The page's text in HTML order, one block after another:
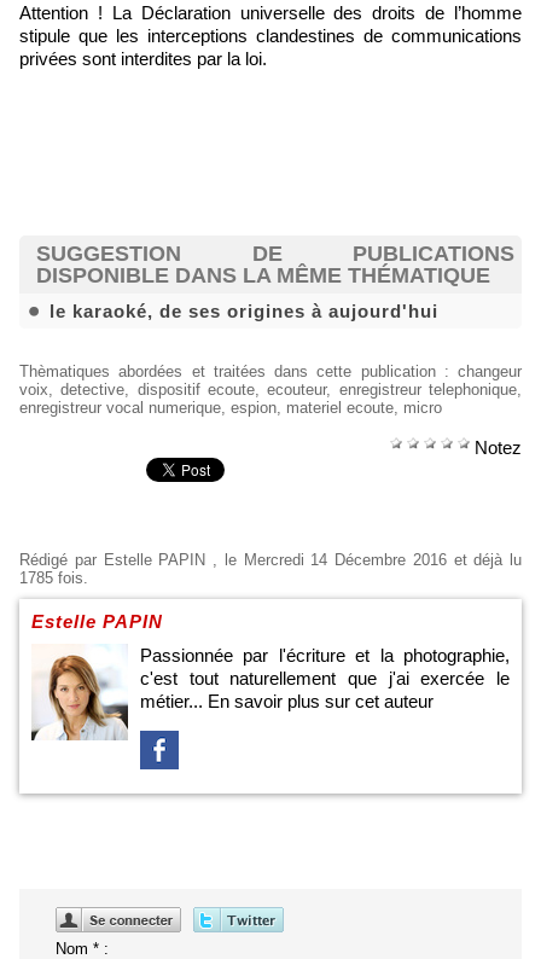
Attention ! La Déclaration universelle des droits de l’homme
stipule que les interceptions clandestines de communications
privées sont interdites par la loi.
SUGGESTION DE PUBLICATIONS
DISPONIBLE DANS LA MÊME THÉMATIQUE
le karaoké, de ses origines à aujourd'hui
Thèmatiques abordées et traitées dans cette publication: changeur
voix ,detective dispositif ecoute ,ecouteur, enregistreur telephonique
enregistreur vocal numerique espion materiel ecoute micro
Notez
Rédigé par Estelle PAPIN
, le Mercredi 14 Décembre 2016 et déjà lu
1785 fois.
Estelle PAPIN
Passionnée par l'écriture et la photographie,
c'est tout naturellement que j'ai exercée le
métier... En savoir plus sur cet auteur
Nom * :